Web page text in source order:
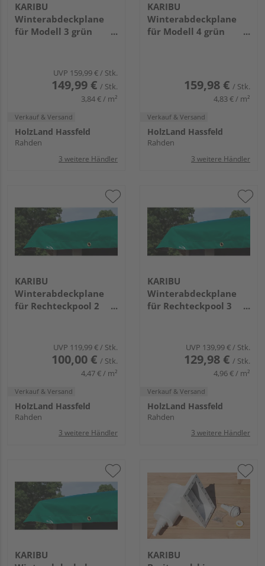
KARIBU
Winterabdeckplane
für Modell 3 grün
UVP 159,99 €/ Stk.
149,99 € / Stk.
3,84 € / m²
Verkauf & Versand
HolzLand Hassfeld
Rahden
3 weitere Händler
KARIBU
Winterabdeckplane
für Modell 4 grün
159,98 € / Stk.
4,83 € / m²
Verkauf & Versand
HolzLand Hassfeld
Rahden
3 weitere Händler
KARIBU
Winterabdeckplane
für Rechteckpool 2
UVP 119,99 €/ Stk.
100,00 € / Stk.
4,47 € / m²
Verkauf & Versand
HolzLand Hassfeld
Rahden
3 weitere Händler
KARIBU
Winterabdeckplane
für Rechteckpool 3
UVP 139,99 €/ Stk.
129,98 € / Stk.
4,96 € / m²
Verkauf & Versand
HolzLand Hassfeld
Rahden
3 weitere Händler
KARIBU
KARIBU